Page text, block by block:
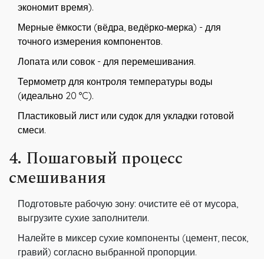
экономит время).
Мерные ёмкости (вёдра, ведёрко‑мерка) - для
точного измерения компонентов.
Лопата или совок - для перемешивания.
Термометр для контроля температуры воды
(идеально 20 °C).
Пластиковый лист или судок для укладки готовой
смеси.
4. Пошаговый процесс
смешивания
Подготовьте рабочую зону: очистите её от мусора,
выгрузите сухие заполнители.
Налейте в миксер сухие компоненты (цемент, песок,
гравий) согласно выбранной пропорции.